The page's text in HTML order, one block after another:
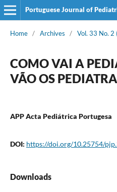
Portuguese Journal of
Home / Archives / Vol. 33 No. 2
COMO VAI A
VÃO OS
APP Acta Pediátrica Portugesa
DOI: https://doi.org/10.25754/
Downloads